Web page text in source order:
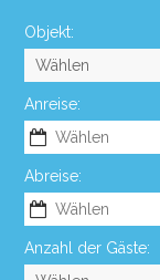
Objekt:
Anreise:
Abreise:
Anzahl der Gäste: